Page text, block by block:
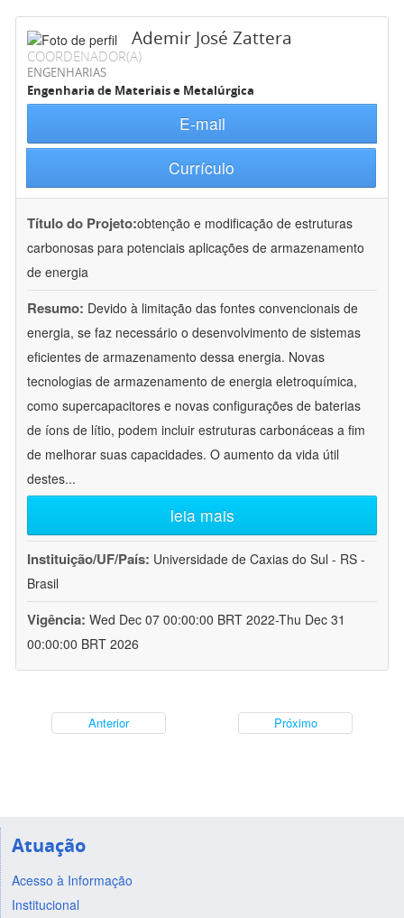
Ademir José Zattera
COORDENADOR(A)
ENGENHARIAS
Engenharia de Materiais e Metalúrgica
E-mail
Currículo
Título do Projeto:obtenção e modificação de estruturas
carbonosas para potenciais aplicações de armazenamento
de energia
Resumo: Devido à limitação das fontes convencionais de
energia, se faz necessário o desenvolvimento de sistemas
eficientes de armazenamento dessa energia. Novas
tecnologias de armazenamento de energia eletroquímica,
como supercapacitores e novas configurações de baterias
de íons de lítio, podem incluir estruturas carbonáceas a fim
de melhorar suas capacidades. O aumento da vida útil
destes...
leia mais
Instituição/UF/País: Universidade de Caxias do Sul - RS -
Brasil
Vigência: Wed Dec 07 00:00:00 BRT 2022-Thu Dec 31
00:00:00 BRT 2026
Anterior Próximo
Atuação
Acesso à Informação
Institucional